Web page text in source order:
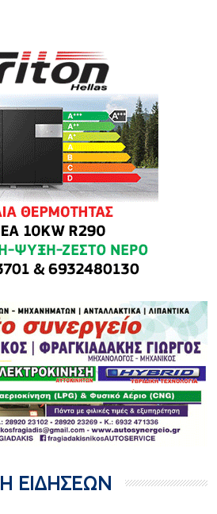
ΕΙΔΗΣΕΩΝ